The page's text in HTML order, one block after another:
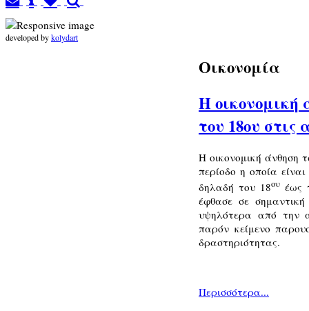
developed bykolydart
Οικονομία
Η οικονομική
του 18ου στις
Η οικονομική άνθηση
περίοδο η οποία
δηλαδή του 18ου έως
έφθασε σε
υψηλότερα από την
παρόν κείμενο
δραστηριότητας.
Περισσότερα...